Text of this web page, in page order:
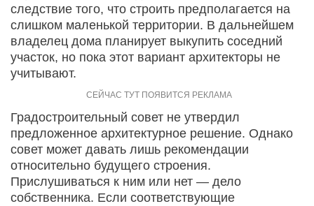
следствие того, что строить предполагается на
слишком маленькой территории. В дальнейшем
владелец дома планирует выкупить соседний
участок, но пока этот вариант архитекторы не
учитывают.
Градостроительный совет не утвердил
предложенное архитектурное решение. Однако
совет может давать лишь рекомендации
относительно будущего строения.
Прислушиваться к ним или нет — дело
собственника. Если соответствующие